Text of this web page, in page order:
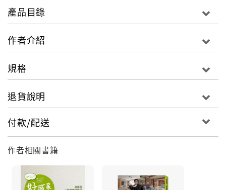
【本書附贈DVD影音]】
02.如何營造鄉村休閒風
04.如何打造現代人文風格
06.繽紛童趣 兒童房的設計規劃
產品目錄
作者介紹
規格
退貨說明
付款/配送
作者相關書籍